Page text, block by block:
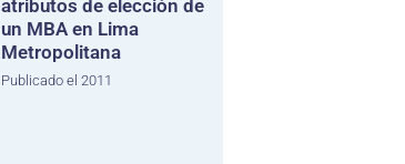
atributos de elección de
un MBA en Lima
Metropolitana
Publicado el 2011